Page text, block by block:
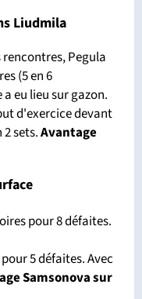
Liudmila
Pegula
(5 en 6
eu lieu sur gazon.
d'exercice devant
sets.Avantage
pour 8 défaites.
5 défaites. Avec
Samsonova sur